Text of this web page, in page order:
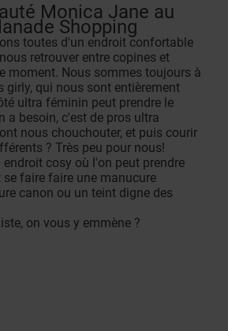
Monica Jane au
Shopping
toutes d'un endroit confortable
retrouver entre copines et
moment. Nous sommes toujours à
girly, qui nous sont entièrement
ultra féminin peut prendre le
a besoin, c'est de pros ultra
nous chouchouter, et puis courir
? Très peu pour nous!
endroit cosy où l'on peut prendre
se faire faire une manucure
canon ou un teint digne des
on vous y emmène ?